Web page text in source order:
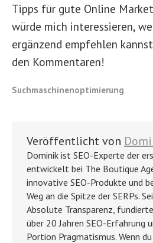
Tipps für gute Online
würde mich interessieren,
ergänzend empfehlen
den Kommentaren!
Suchmaschinenoptimierung
Veröffentlicht von
Dominik ist SEO-Experte der
entwickelt bei The Boutique
innovative SEO-Produkte und
Weg an die Spitze der SERPs.
Absolute Transparenz,
über 20 Jahren SEO-Erfahrung
Portion Pragmatismus. Wenn